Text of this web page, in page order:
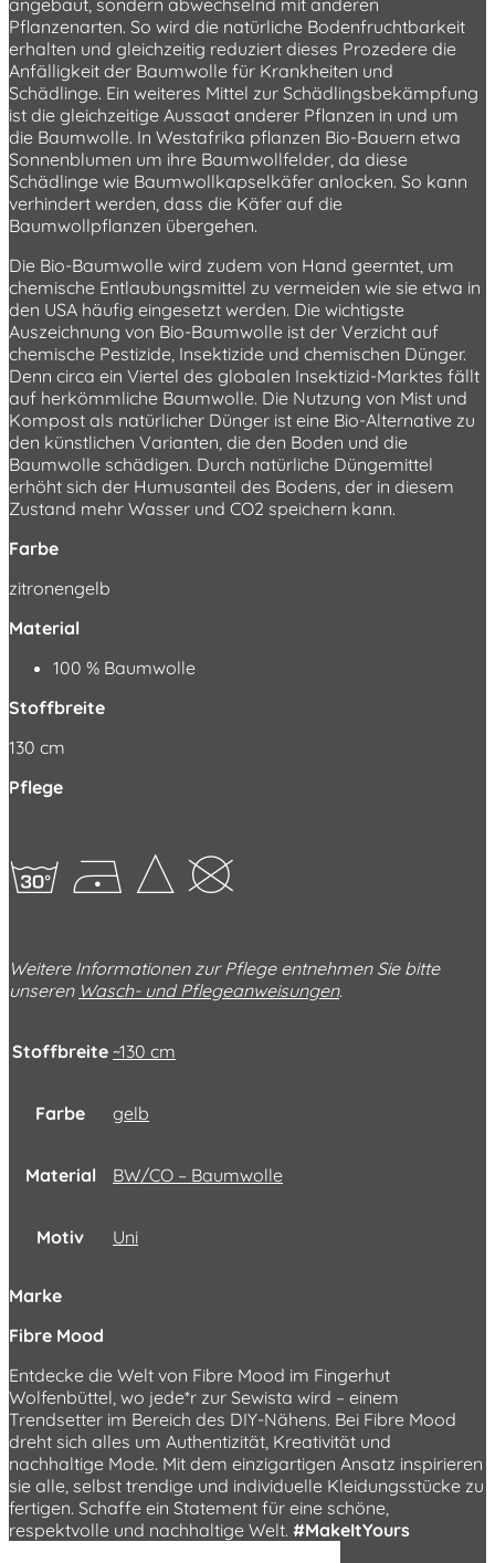
angebaut, sondern abwechselnd mit anderen
Pflanzenarten. So wird die natürliche Bodenfruchtbarkeit
erhalten und gleichzeitig reduziert dieses Prozedere die
Anfälligkeit der Baumwolle für Krankheiten und
Schädlinge. Ein weiteres Mittel zur Schädlingsbekämpfung
ist die gleichzeitige Aussaat anderer Pflanzen in und um
die Baumwolle. In Westafrika pflanzen Bio-Bauern etwa
Sonnenblumen um ihre Baumwollfelder, da diese
Schädlinge wie Baumwollkapselkäfer anlocken. So kann
verhindert werden, dass die Käfer auf die
Baumwollpflanzen übergehen.
Die Bio-Baumwolle wird zudem von Hand geerntet, um
chemische Entlaubungsmittel zu vermeiden wie sie etwa in
den USA häufig eingesetzt werden. Die wichtigste
Auszeichnung von Bio-Baumwolle ist der Verzicht auf
chemische Pestizide, Insektizide und chemischen Dünger.
Denn circa ein Viertel des globalen Insektizid-Marktes fällt
auf herkömmliche Baumwolle. Die Nutzung von Mist und
Kompost als natürlicher Dünger ist eine Bio-Alternative zu
den künstlichen Varianten, die den Boden und die
Baumwolle schädigen. Durch natürliche Düngemittel
erhöht sich der Humusanteil des Bodens, der in diesem
Zustand mehr Wasser und CO2 speichern kann.
Farbe
zitronengelb
Material
100 % Baumwolle
Stoffbreite
130 cm
Pflege
gDGK
Weitere Informationen zur Pflege entnehmen Sie bitte
unseren Wasch- und Pflegeanweisungen.
Stoffbreite ~130 cm
Farbe gelb
Material BW/CO – Baumwolle
Motiv Uni
Marke
Fibre Mood
Entdecke die Welt von Fibre Mood im Fingerhut
Wolfenbüttel, wo jede*r zur Sewista wird – einem
Trendsetter im Bereich des DIY-Nähens. Bei Fibre Mood
dreht sich alles um Authentizität, Kreativität und
nachhaltige Mode. Mit dem einzigartigen Ansatz inspirieren
sie alle, selbst trendige und individuelle Kleidungsstücke zu
fertigen. Schaffe ein Statement für eine schöne,
respektvolle und nachhaltige Welt. #MakeItYours